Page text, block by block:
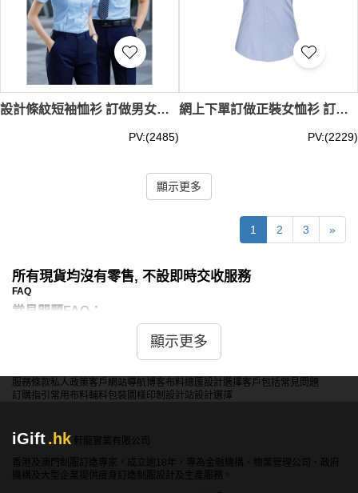
設計條紋短袖恤衫 訂做男女款式短袖恤衫 女士修身款短恤衫 白色紫色條紋恤衫 聚酯纖維60.2% 棉39.8% 恤衫製衣工廠 MIZIQI398 SKR065
PV:(2485)
網上下單訂做正裝女恤衫 訂購修身斜條紋V領短袖襯衫 襯衫製衣廠 45% Cotton 55% Polyester YWD4504 CHENSHANG SKR064
PV:(2229)
顯示更多
1 2 3 »
所有現貨均沒有零售, 不設即時交收服務
FAQ
常見問題FAQ：
問：現貨短袖恤衫有哪些顏色和尺碼選擇？
答：我們提供多種顏色和尺碼的現貨短袖恤衫，包括經典的
白色、黑色、藍色、灰色、紅色等。這些顏色能夠滿足不同
場合和需求的使用。尺碼方面，從XS到XXL都有供應，以
聯繫我們的客戶服務團隊查詢。
問：現貨短袖恤衫的材質是什麼？
顯示更多
服務條款私人政策客戶 網站導航博客布料總匯設計選擇客戶包括常見問題
訂購指引 常用布料輔料包裝 圖樣印制 設計站設計選擇
iGift.hk
軒龍實業有限公司
香港及澳門制服訂造專家，成立逾18年，專為金融機構、物業管理公司、政府
機構及大型企業提供度身訂造制服設計及生產服務。